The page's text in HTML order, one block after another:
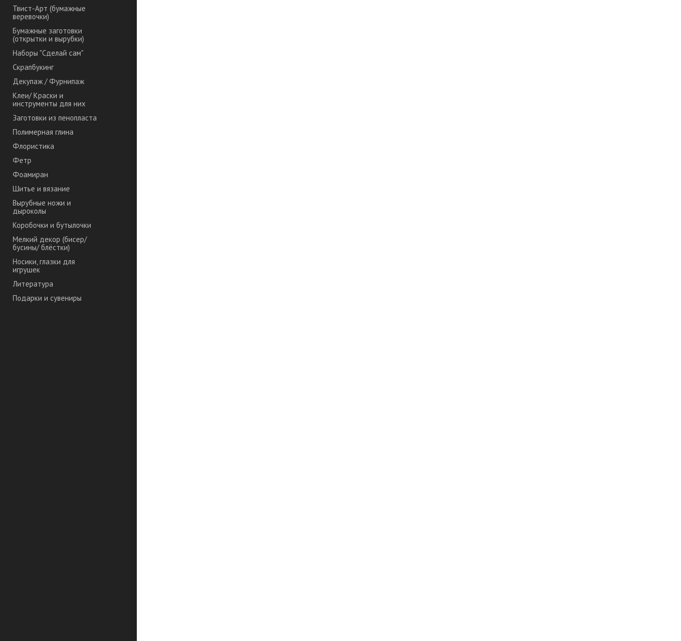
Твист-Арт (бумажные
веревочки)
Бумажные заготовки
(открытки и вырубки)
Наборы "Сделай сам"
Скрапбукинг
Декупаж / Фурнипаж
Клеи/ Краски и
инструменты для них
Заготовки из пенопласта
Полимерная глина
Флористика
Фетр
Фоамиран
Шитье и вязание
Вырубные ножи и
дыроколы
Коробочки и бутылочки
Мелкий декор (бисер/
бусины/ блёстки)
Носики, глазки для
игрушек
Литература
Подарки и сувениры